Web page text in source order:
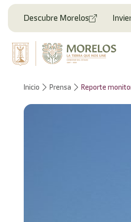
Descubre Morelos
Inicio Prensa Reporte